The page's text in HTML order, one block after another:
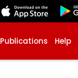
Publications Help